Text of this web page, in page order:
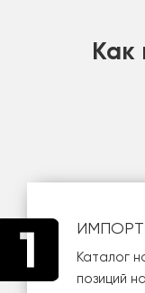
Как
ИМПОРТ
Каталог
позиций